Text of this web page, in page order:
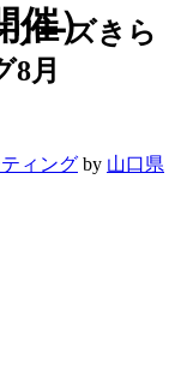
催）
ーズきら
8月
ィング by 山口県